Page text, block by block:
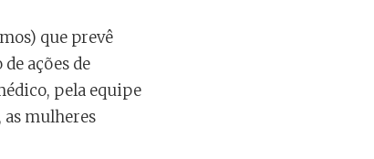
que prevê
ações de
pela equipe
mulheres